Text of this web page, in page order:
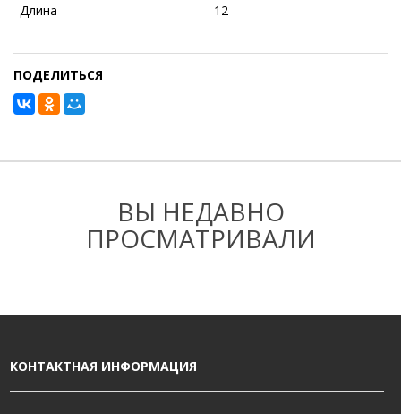
Длина
12
ПОДЕЛИТЬСЯ
ВЫ НЕДАВНО
ПРОСМАТРИВАЛИ
КОНТАКТНАЯ ИНФОРМАЦИЯ